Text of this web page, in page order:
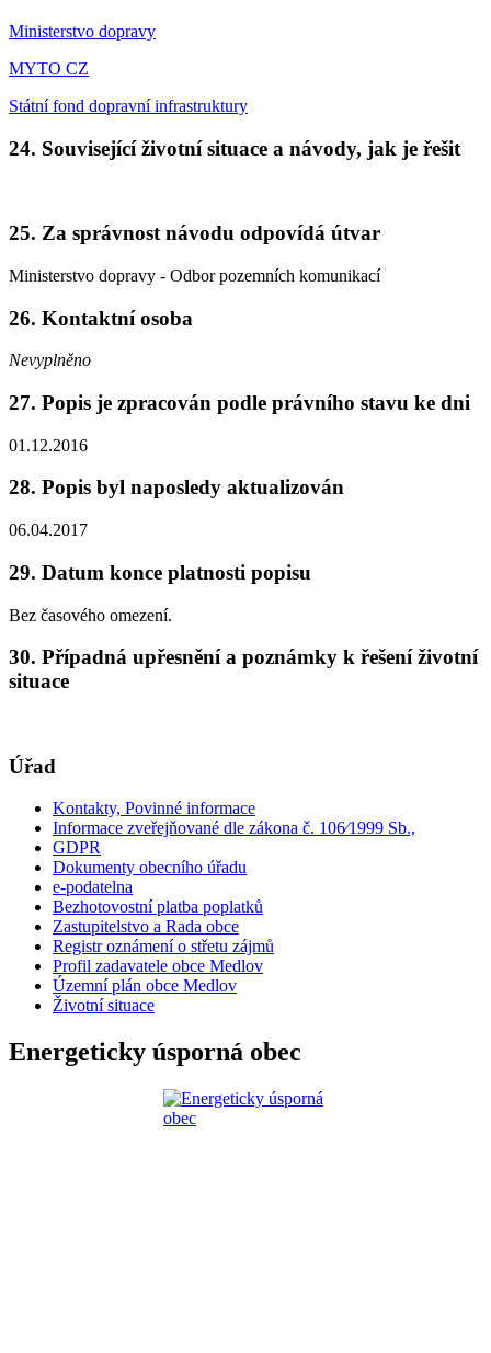
Ministerstvo dopravy
MYTO CZ
Státní fond dopravní infrastruktury
24. Související životní situace a návody, jak je řešit
25. Za správnost návodu odpovídá útvar
Ministerstvo dopravy - Odbor pozemních komunikací
26. Kontaktní osoba
Nevyplněno
27. Popis je zpracován podle právního stavu ke dni
01.12.2016
28. Popis byl naposledy aktualizován
06.04.2017
29. Datum konce platnosti popisu
Bez časového omezení.
30. Případná upřesnění a poznámky k řešení životní
situace
Úřad
Kontakty, Povinné informace
Informace zveřejňované dle zákona č. 106⁄1999 Sb.,
GDPR
Dokumenty obecního úřadu
e-podatelna
Bezhotovostní platba poplatků
Zastupitelstvo a Rada obce
Registr oznámení o střetu zájmů
Profil zadavatele obce Medlov
Územní plán obce Medlov
Životní situace
Energeticky úsporná obec